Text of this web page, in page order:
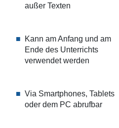
außer Texten
Kann am Anfang und am
Ende des Unterrichts
verwendet werden
Via Smartphones, Tablets
oder dem PC abrufbar